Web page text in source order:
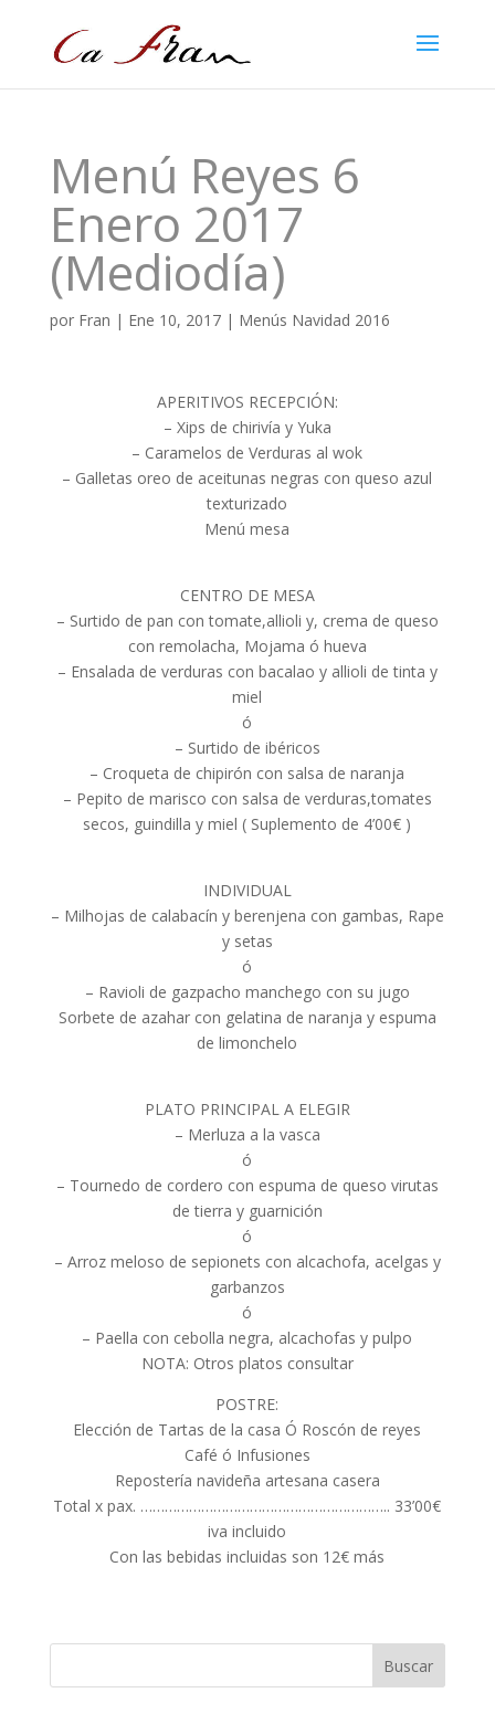
Menú Reyes 6
Enero 2017
(Mediodía)
por Fran | Ene 10, 2017| Menús Navidad 2016
APERITIVOS RECEPCIÓN:
– Xips de chirivía y Yuka
– Caramelos de Verduras al wok
– Galletas oreo de aceitunas negras con queso azul
texturizado
Menú mesa
CENTRO DE MESA
– Surtido de pan con tomate,allioli y, crema de queso
con remolacha, Mojama ó hueva
– Ensalada de verduras con bacalao y allioli de tinta y
miel
ó
– Surtido de ibéricos
– Croqueta de chipirón con salsa de naranja
– Pepito de marisco con salsa de verduras,tomates
secos, guindilla y miel ( Suplemento de 4’00€ )
INDIVIDUAL
– Milhojas de calabacín y berenjena con gambas, Rape
y setas
ó
– Ravioli de gazpacho manchego con su jugo
Sorbete de azahar con gelatina de naranja y espuma
de limonchelo
PLATO PRINCIPAL A ELEGIR
– Merluza a la vasca
ó
– Tournedo de cordero con espuma de queso virutas
de tierra y guarnición
ó
– Arroz meloso de sepionets con alcachofa, acelgas y
garbanzos
ó
– Paella con cebolla negra, alcachofas y pulpo
NOTA: Otros platos consultar
POSTRE:
Elección de Tartas de la casa Ó Roscón de reyes
Café ó Infusiones
Repostería navideña artesana casera
Total x pax. …………………………………………………….. 33’00€
iva incluido
Con las bebidas incluidas son 12€ más